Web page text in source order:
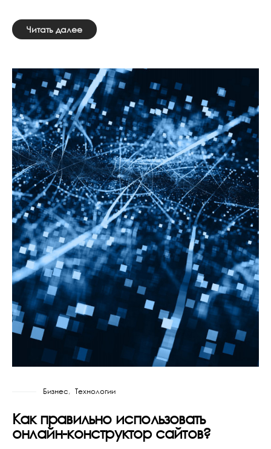
Читать далее
Бизнес Технологии
Как правильно использовать
онлайн-конструктор сайтов?